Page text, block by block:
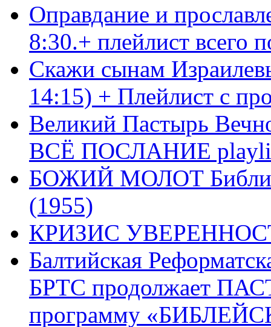
Оправдание и
8:30.+ плейлист
Скажи сынам
14:15) + Плейлист с
Великий Пастырь
ВСЁ ПОСЛАНИЕ
БОЖИЙ МОЛОТ Библия
(1955)
КРИЗИС
Балтийская
БРТС продолжает
программу